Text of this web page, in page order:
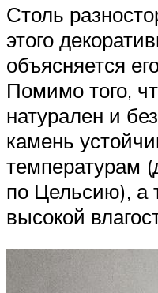
Столь
этого
объясняется
Помимо того,
натурален и
камень
температурам
по Цельсию), а
высокой